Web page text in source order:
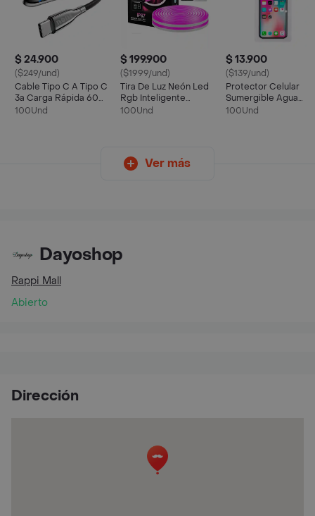
$ 24.900
($249/und)
Cable Tipo C A Tipo C
3a Carga Rápida 60w
Pd Dayoshop
100Und
$ 199.900
($1999/und)
Tira De Luz Neón Led
Rgb Inteligente
Bluetooth Wifi 10 M
100Und
$ 13.900
($139/und)
Protector Celular
Sumergible Agua
Táctil 10 Metros
100Und
Ver más
Dayoshop
Rappi Mall
Abierto
Dirección